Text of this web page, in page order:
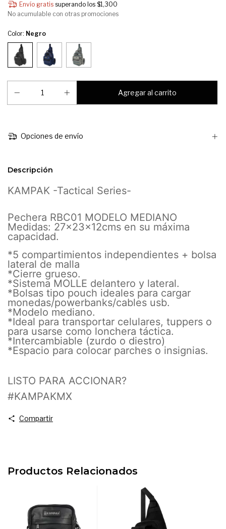
Envío gratis superando los $1,300
No acumulable con otras promociones
Color: Negro
Opciones de envío
Descripción
KAMPAK -Tactical Series-
Pechera RBC01 MODELO MEDIANO
Medidas: 27x23x12cms en su máxima
capacidad.
*5 compartimientos independientes + bolsa
lateral de malla
*Cierre grueso.
*Sistema MOLLE delantero y lateral.
*Bolsas tipo pouch ideales para cargar
monedas/powerbanks/cables usb.
*Modelo mediano.
*Ideal para transportar celulares, tuppers o
para usarse como lonchera táctica.
*Intercambiable (zurdo o diestro)
*Espacio para colocar parches o insignias.
LISTO PARA ACCIONAR?
#KAMPAKMX
Compartir
Productos Relacionados